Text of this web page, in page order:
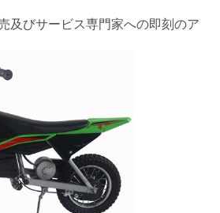
及びサービス専門家への即刻のア